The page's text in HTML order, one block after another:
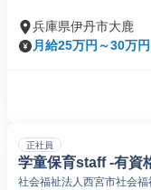
兵庫県伊丹市大鹿
月給25万円～30万円
正社員
学童保育staff -有資
社会福祉法人西宮市社会福